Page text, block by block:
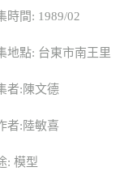
時間: 1989/02
地點: 台東市南王里
者:陳文德
者:陸敏喜
: 模型